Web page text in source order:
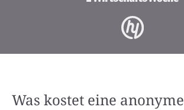
Was kostet eine anonyme